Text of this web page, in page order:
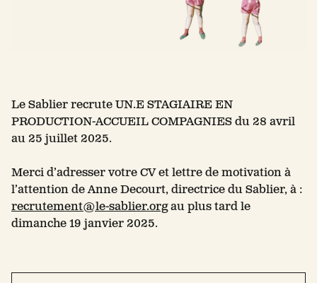
Le Sablier recrute UN.E STAGIAIRE EN
PRODUCTION-ACCUEIL COMPAGNIES du 28 avril
au 25 juillet 2025.
Merci d’adresser votre CV et lettre de motivation à
l’attention de Anne Decourt, directrice du Sablier, à :
recrutement@le-sablier.orgau plus tard le
dimanche 19 janvier 2025.